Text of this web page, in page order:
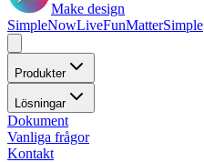
Make design
SimpleNowLiveFunMatterSimple
Produkter
Lösningar
Dokument
Vanliga frågor
Kontakt